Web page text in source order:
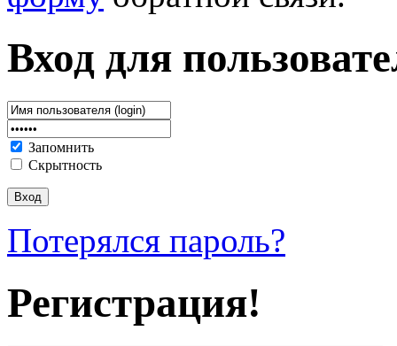
Вход для
Запомнить
Скрытность
Потерялся пароль?
Регистрация!